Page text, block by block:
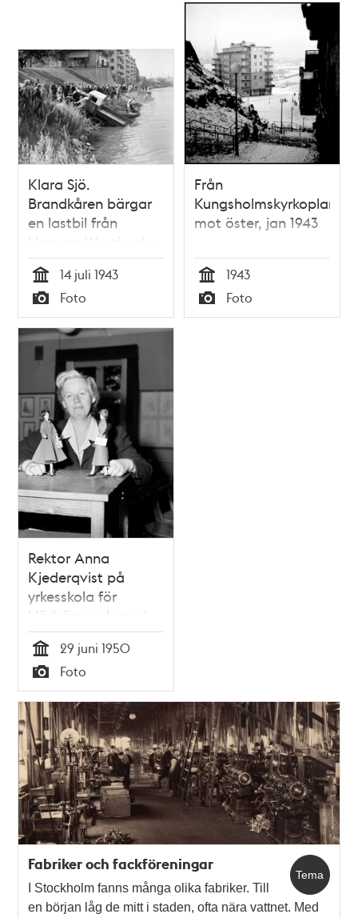
Klara Sjö.
Brandkåren bärgar
en lastbil från
Herman Westbecks
Matvarufabrik.
Bromsarna lossnade
när den stod
parkerad vid
Bolinders Plan
Tid
14 juli 1943
Typ
Foto
Från
Kungsholmskyrkoplan
mot öster, jan 1943
Tid
1943
Typ
Foto
Rektor Anna
Kjederqvist på
yrkesskola för
klädsömnad, med
gesällprover från
1948 och 1949 (en
Molyneuxmodell t.v.
och en Diormodell t.
h.) kopierade i små
dockor
Tid
29 juni 1950
Typ
Foto
Tema
Fabriker och fackföreningar
I Stockholm fanns många olika fabriker. Till
en början låg de mitt i staden, ofta nära vattnet. Med